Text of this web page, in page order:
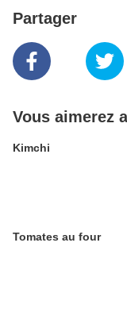
Partager
Vous aimerez
Kimchi
Tomates au four